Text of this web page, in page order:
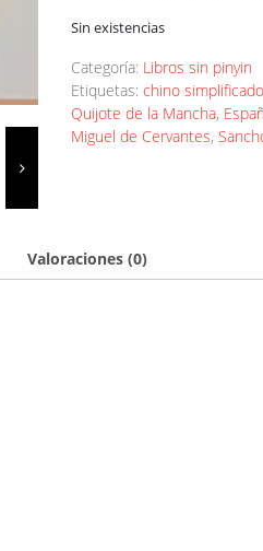
Sin existencias
Categoría: Libros sin pinyin
Etiquetas: chino simplificado
Quijote de la Mancha,
Miguel de Cervantes,
Valoraciones (0)